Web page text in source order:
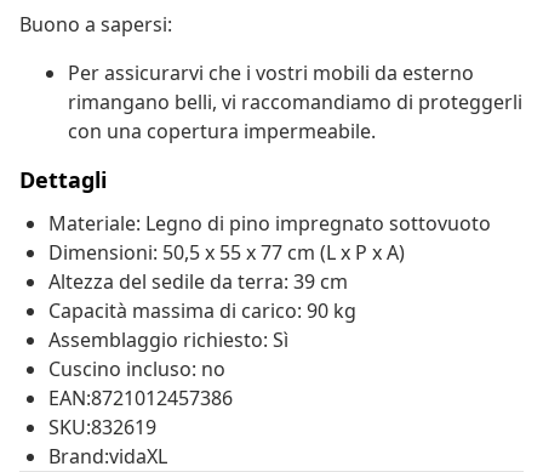
Buono a sapersi:
Per assicurarvi che i vostri mobili da esterno
rimangano belli, vi raccomandiamo di proteggerli
con una copertura impermeabile.
Dettagli
Materiale: Legno di pino impregnato sottovuoto
Dimensioni: 50,5 x 55 x 77 cm (L x P x A)
Altezza del sedile da terra: 39 cm
Capacità massima di carico: 90 kg
Assemblaggio richiesto: Sì
Cuscino incluso: no
EAN:8721012457386
SKU:832619
Brand:vidaXL